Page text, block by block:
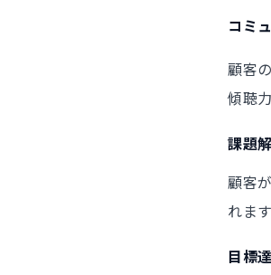
コミ
顧客
傾聴
課題
顧客
れます
目標